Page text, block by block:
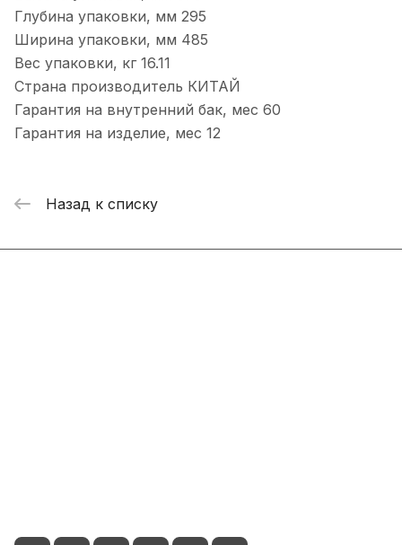
Глубина упаковки, мм 295
Ширина упаковки, мм 485
Вес упаковки, кг 16.11
Страна производитель КИТАЙ
Гарантия на внутренний бак, мес 60
Гарантия на изделие, мес 12
Назад к списку